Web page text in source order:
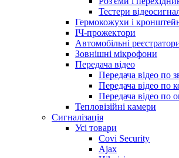
Тестери
Гермокожухи і
ІЧ-прожектори
Автомобільні
Зовнішні мікрофони
Передача відео
Передача відео по
Передача відео по
Передача відео по
Тепловізійні камери
Cигналізація
Усі товари
Covi Security
Ajax